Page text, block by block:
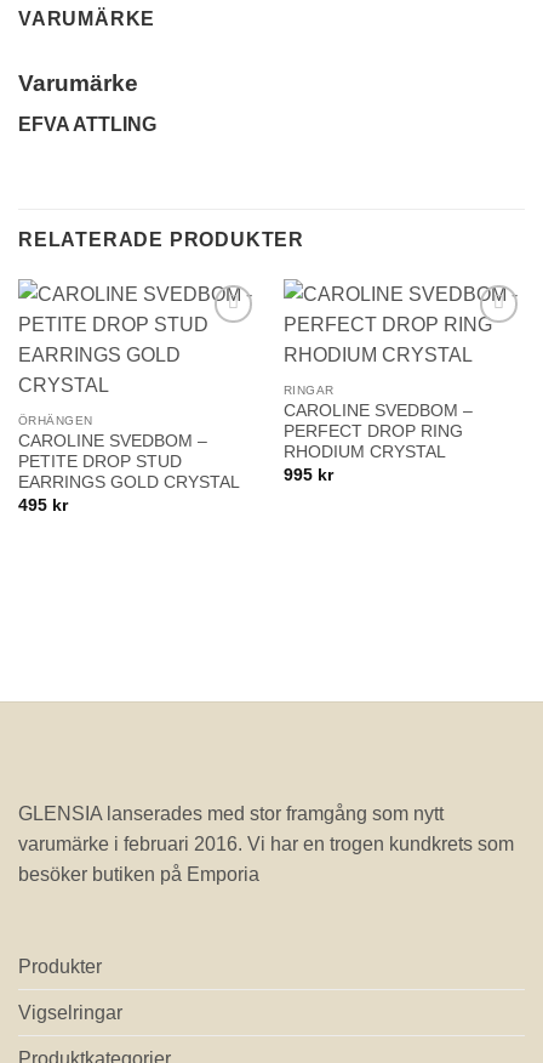
VARUMÄRKE
Varumärke
EFVA ATTLING
RELATERADE PRODUKTER
önskelistan!
ÖRHÄNGEN
CAROLINE SVEDBOM –
PETITE DROP STUD
EARRINGS GOLD CRYSTAL
495 kr
önskelistan!
RINGAR
CAROLINE SVEDBOM –
PERFECT DROP RING
RHODIUM CRYSTAL
995 kr
GLENSIA lanserades med stor framgång som nytt
varumärke i februari 2016. Vi har en trogen kundkrets som
besöker butiken på Emporia
Produkter
Vigselringar
Produktkategorier